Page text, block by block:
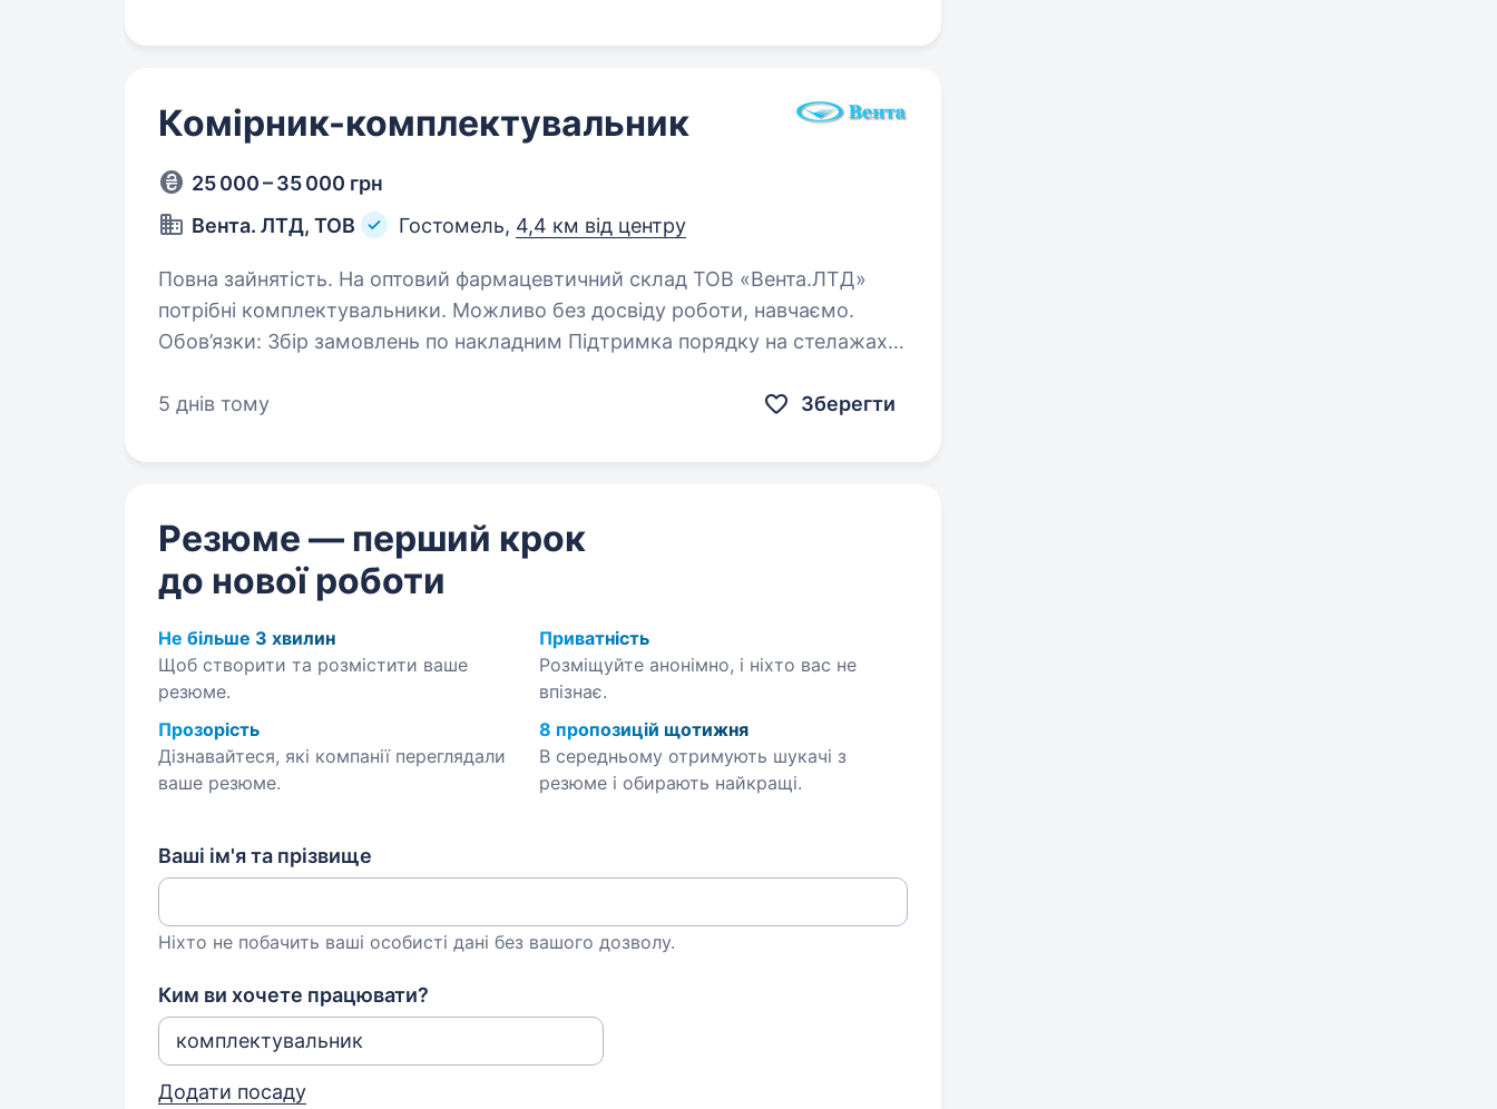
Комірник-комплектувальник
25 000 – 35 000 грн
Вента. ЛТД, ТОВ
Гостомель, 4,4 км від центру
Повна зайнятість. На оптовий фармацевтичний склад ТОВ «Вента.ЛТД»
потрібні комплектувальники. Можливо без досвіду роботи, навчаємо.
Обов’язки: Збір замовлень по накладним Підтримка порядку на стелажах
5 днів тому
Зберегти
Резюме — перший крок
до нової роботи
Не більше 3 хвилин
Щоб створити та розмістити ваше
резюме.
Приватність
Розміщуйте анонімно, і ніхто вас не
впізнає.
Прозорість
Дізнавайтеся, які компанії переглядали
ваше резюме.
8 пропозицій щотижня
В середньому отримують шукачі з
резюме і обирають найкращі.
Ваші ім'я та прізвище
Ніхто не побачить ваші особисті дані без вашого дозволу.
Ким ви хочете працювати?
Додати посаду